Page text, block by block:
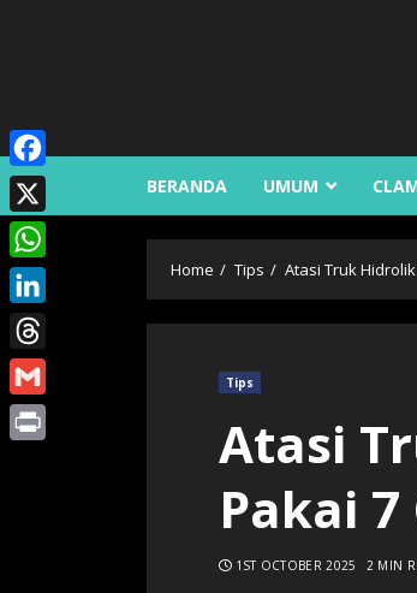
BERANDA UMUM
Home Tips Atasi Truk
Tips
Atasi
Pakai
1ST OCTOBER 2025 2 MIN
Facebook
X
WhatsApp
LinkedIn
Threads
Gmail